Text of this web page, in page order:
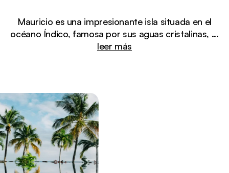
Mauricio es una impresionante isla situada en el
océano Índico, famosa por sus aguas cristalinas, ...
leer más